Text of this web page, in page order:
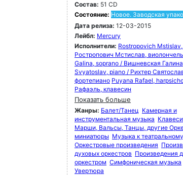
Состав: 51 CD
Состояние: Новое. Заводская
Дата релиза: 12-03-2015
Лейбл: Mercury
Исполнители: Rostropovich
Ростропович Мстислав, виолончель
Galina, soprano / Вишневская
Svyatoslav, piano / Рихтер
фортепиано Puyana Rafael,
Рафаэль, клавесин
Показать больше
Жанры: Балет/Танец Камерная и
инструментальная музыка
Марши, Вальсы, Танцы, другие
миниатюры Музыка к
Оркестровые произведения
духовых оркестров Произведения
оркестром Симфоническая музыка
Увертюра